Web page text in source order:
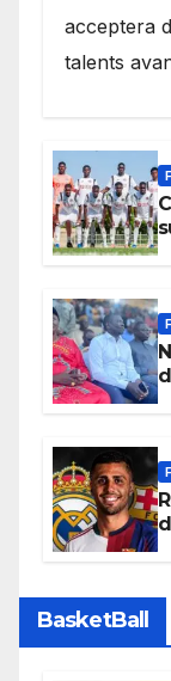
acceptera
talents
BasketBall